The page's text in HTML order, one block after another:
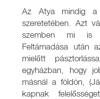
Az Atya mindig a
szeretetében. Azt
szemben mi is
Feltámadása után
mielőtt
egyházban, hogy
másnál a földön,
kapnak